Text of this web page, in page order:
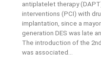
antiplatelet therapy
interventions (PCI) with
implantation, since a
generation DES was late
The introduction of the
was associated...